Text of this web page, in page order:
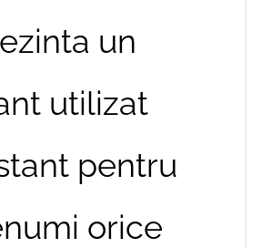
un
utilizat
pentru
orice